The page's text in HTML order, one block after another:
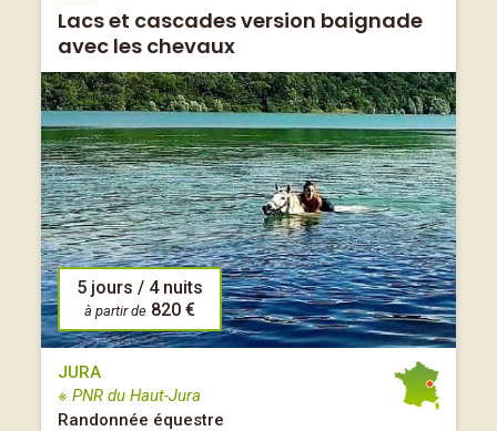
Lacs et cascades version baignade
avec les chevaux
5 jours / 4 nuits
à partir de 820 €
JURA
※ PNR du Haut-Jura
Randonnée équestre